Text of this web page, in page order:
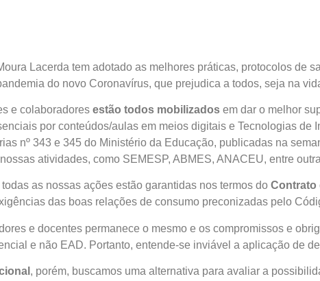
Lacerda tem adotado as melhores práticas, protocolos de
do novo Coronavírus, que prejudica a todos, seja na
e colaboradores estão todos mobilizados em dar o melhor
por conteúdos/aulas em meios digitais e Tecnologias de
nº 343 e 345 do Ministério da Educação, publicadas na
atividades, como SEMESP, ABMES, ANACEU, entre
as nossas ações estão garantidas nos termos do Contrato
das boas relações de consumo preconizadas pelo
e docentes permanece o mesmo e os compromissos e
e não EAD. Portanto, entende-se inviável a aplicação de
, porém, buscamos uma alternativa para avaliar a